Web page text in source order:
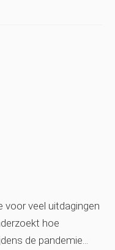
voor veel uitdagingen
hoe
de pandemie...